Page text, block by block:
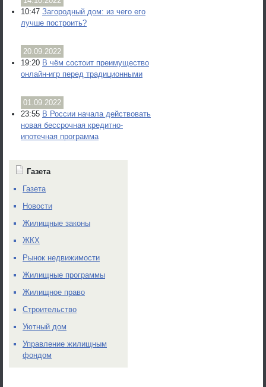
10:47 Загородный дом: из чего его
лучше построить?
20.09.2022
19:20 В чём состоит преимущество
онлайн-игр перед традиционными
01.09.2022
23:55 В России начала действовать
новая бессрочная кредитно-
ипотечная программа
Газета
Газета
Новости
Жилищные законы
ЖКХ
Рынок недвижимости
Жилищные программы
Жилищное право
Строительство
Уютный дом
Управление жилищным
фондом